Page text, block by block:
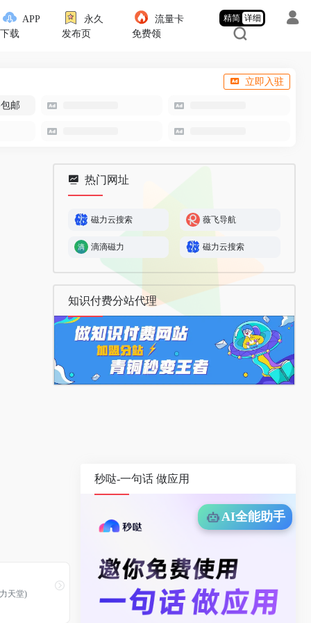
APP
下载
永久
发布页
流量卡
免费领
精简 详细
立即入驻
邮
热门网址
磁力云搜索 薇飞导航
滴滴磁力 磁力云搜索
知识付费分站代理
天堂)
秒哒-一句话 做应用
AI全能助手